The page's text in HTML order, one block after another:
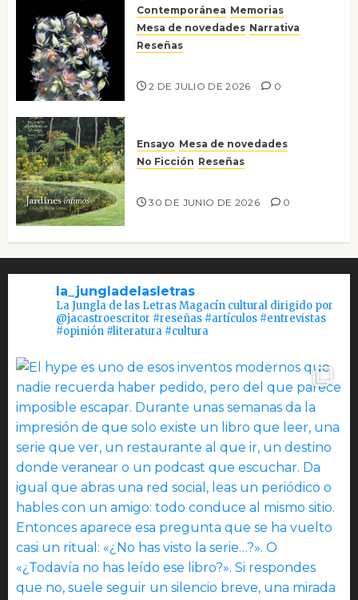
Contemporánea Memorias
Mesa de novedades Narrativa
Reseñas
2 DE JULIO DE 2026 0
Ensayo Mesa de novedades
No Ficción Reseñas
30 DE JUNIO DE 2026 0
la_jungladelasletras
La Jungla de las Letras Magacín cultural dirigido por
@jacastroescritor #reseñas #artículos #entrevistas
#opinión #literatura #cultura